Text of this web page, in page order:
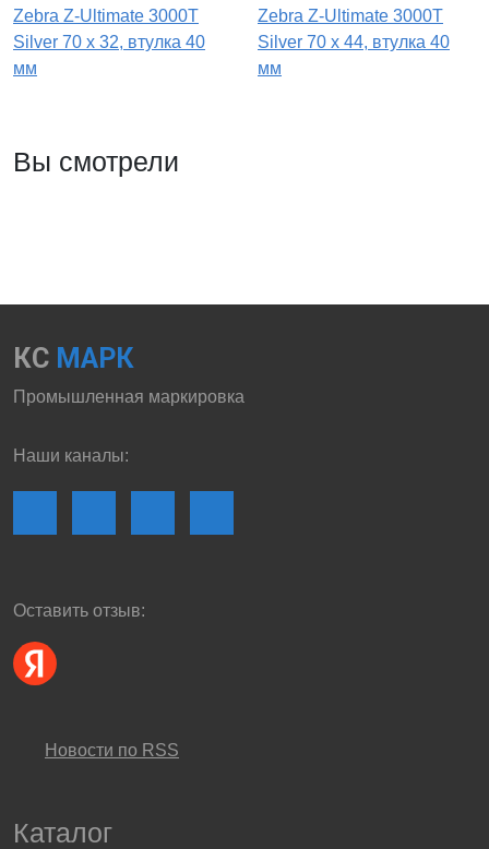
Zebra Z-Ultimate 3000T
Silver 70 x 32, втулка 40
мм
Zebra Z-Ultimate 3000T
Silver 70 x 44, втулка 40
мм
Вы смотрели
КС МАРК
Промышленная маркировка
Наши каналы:
Оставить отзыв:
Новости по RSS
Каталог